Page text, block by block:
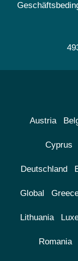
Austria
Cyprus
Deutschland
Global
Lithuania
Romania